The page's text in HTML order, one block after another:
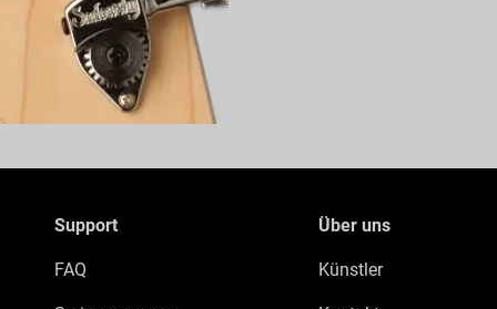
Support
FAQ
Über uns
Künstler